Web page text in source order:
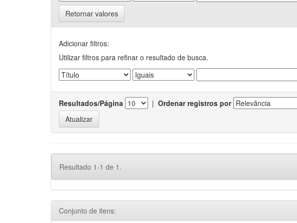
Retornar valores
Adicionar filtros:
Utilizar filtros para refinar o resultado de busca.
Resultados/Página | Ordenar registros por
Resultado 1-1 de 1.
Conjunto de itens: